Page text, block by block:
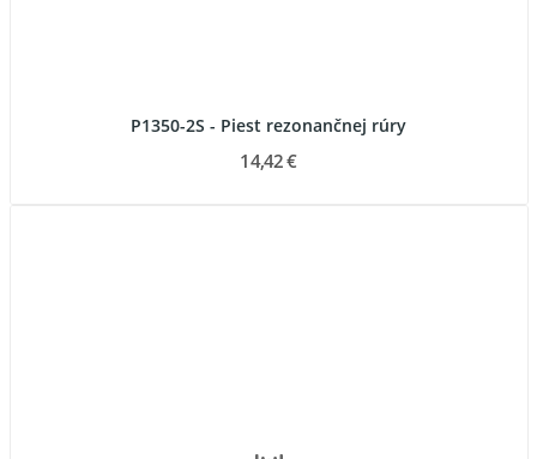
P1350-2S - Piest rezonančnej rúry
14,42 €